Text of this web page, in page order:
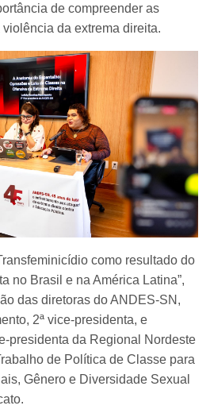
de compreender as
da extrema direita.
como resultado do
no Brasil e na América Latina”,
das diretoras do ANDES-SN,
2ª vice-presidenta, e
presidenta da Regional Nordeste
de Política de Classe para
Gênero e Diversidade Sexual